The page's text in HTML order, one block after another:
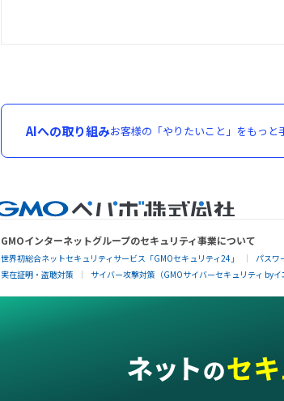
AIへの取り組みお客様の「やりたいこと」をもっと
GMOインターネットグループのセキュリティ事業について
世界初総合ネットセキュリティサービス「GMOセキュリティ24」 パスワ
実在証明・盗聴対策
サイバー攻撃対策（GMOサイバーセキュリティ byイ